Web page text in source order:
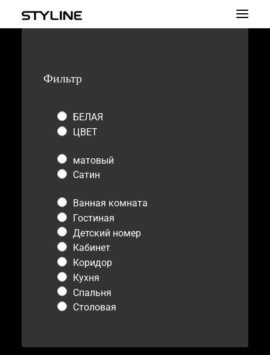
ВДОХНОВЕНИЕ
ЦВЕТОВАЯ ПАЛИТРА
КАЛЬКУЛЯТОР
КОНТАКТ
Фильтр
БЕЛАЯ
ЦВЕТ
матовый
Сатин
Ванная комната
Гостиная
Детский номер
Кабинет
Коридор
Кухня
Спальня
Столовая